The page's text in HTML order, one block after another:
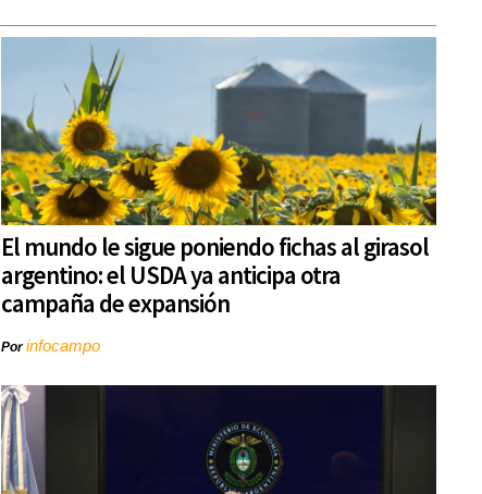
El mundo le sigue poniendo fichas al girasol
argentino: el USDA ya anticipa otra
campaña de expansión
Porinfocampo